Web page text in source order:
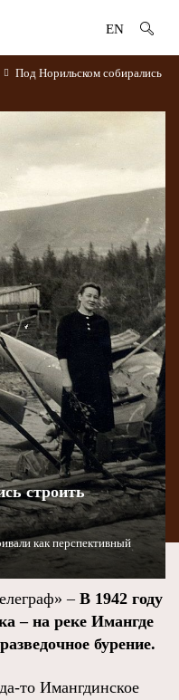
EN
Под Норильском собирались
строить
как перспективный
– В 1942 году
– на реке Имангде
бурение.
то Имангдинское